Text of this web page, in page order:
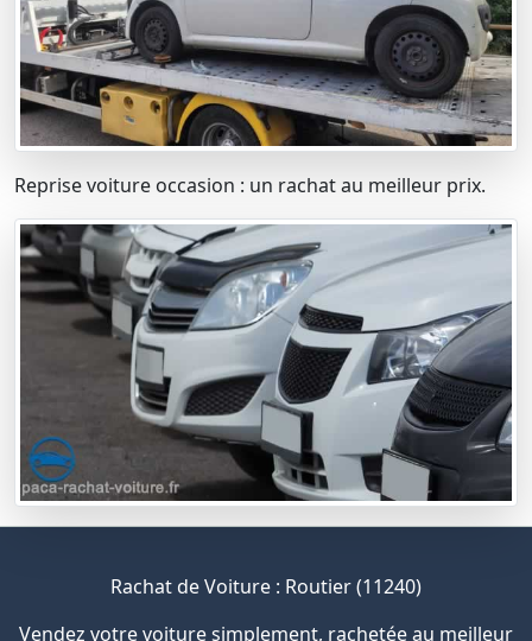
Reprise voiture occasion : un rachat au meilleur prix.
Rachat de Voiture : Routier (11240)
Vendez votre voiture simplement, rachetée au meilleur